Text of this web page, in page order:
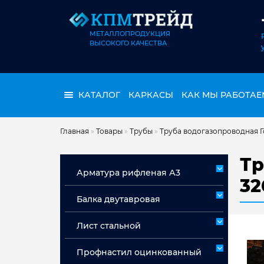
МЕТАЛЛОПРОДУКЦИЯ
ВЫСОКОГО КАЧЕСТВА
КАТАЛОГ КАРКАСЫ КАК МЫ
Главная » Товары » Трубы » Труба водогазопроводная
Арматура рифленая А3
Арматура мерная А3
Балка двутавровая
Лист стальной
Профнастил оцинкованный